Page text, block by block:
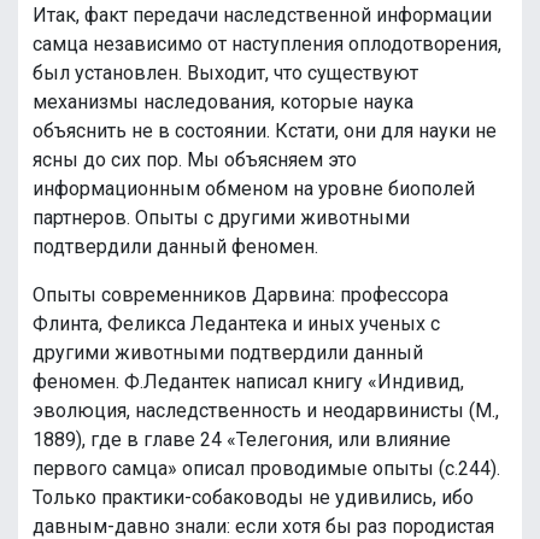
Итак, факт передачи наследственной информации
самца независимо от наступления оплодотворения,
был установлен. Выходит, что существуют
механизмы наследования, которые наука
объяснить не в состоянии. Кстати, они для науки не
ясны до сих пор. Мы объясняем это
информационным обменом на уровне биополей
партнеров. Опыты с другими животными
подтвердили данный феномен.
Опыты современников Дарвина: профессора
Флинта, Феликса Ледантека и иных ученых с
другими животными подтвердили данный
феномен. Ф.Ледантек написал книгу «Индивид,
эволюция, наследственность и неодарвинисты (М.,
1889), где в главе 24 «Телегония, или влияние
первого самца» описал проводимые опыты (с.244).
Только практики-собаководы не удивились, ибо
давным-давно знали: если хотя бы раз породистая